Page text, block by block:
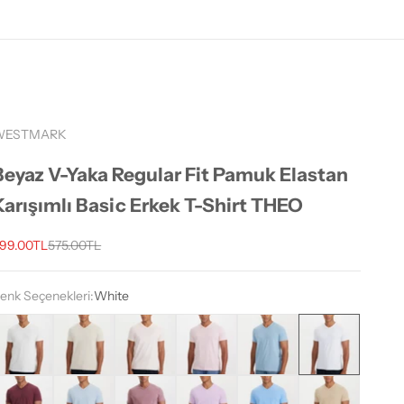
V-Yaka Regular Fit Pamuk Elastan
Basic Erkek T-Shirt THEO
fiyat
Normal fiyat
575.00TL
Seçenekleri:White
Ecru
Beige Salmon Light Pink Sky Blue White
Bordeaux Baby Blue Rose Brown Lilac Blue Sand